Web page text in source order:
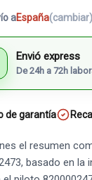
aEspaña(cambiar)
Envió express
De 24h a 72h
de garantía
el resumen
basado en